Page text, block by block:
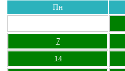
Пн
7
14